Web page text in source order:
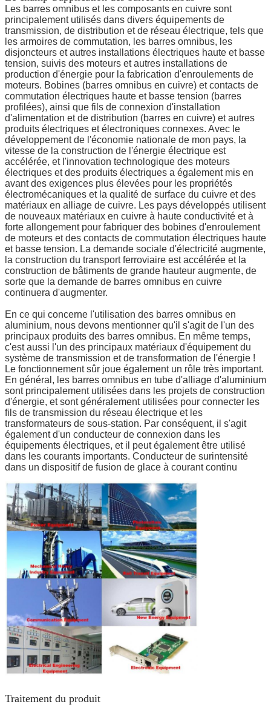
Laisser un message
Nous vous rappellerons
SOUMETTRE
Les barres omnibus et les composants en cuivre sont
principalement utilisés dans divers équipements de
transmission, de distribution et de réseau électrique, tels que
les armoires de commutation, les barres omnibus, les
disjoncteurs et autres installations électriques haute et basse
tension, suivis des moteurs et autres installations de
production d'énergie pour la fabrication d'enroulements de
moteurs. Bobines (barres omnibus en cuivre) et contacts de
commutation électriques haute et basse tension (barres
profilées), ainsi que fils de connexion d'installation
d'alimentation et de distribution (barres en cuivre) et autres
produits électriques et électroniques connexes. Avec le
développement de l'économie nationale de mon pays, la
vitesse de la construction de l'énergie électrique est
accélérée, et l'innovation technologique des moteurs
électriques et des produits électriques a également mis en
avant des exigences plus élevées pour les propriétés
électromécaniques et la qualité de surface du cuivre et des
matériaux en alliage de cuivre. Les pays développés utilisent
de nouveaux matériaux en cuivre à haute conductivité et à
forte allongement pour fabriquer des bobines d'enroulement
de moteurs et des contacts de commutation électriques haute
et basse tension. La demande sociale d'électricité augmente,
la construction du transport ferroviaire est accélérée et la
construction de bâtiments de grande hauteur augmente, de
sorte que la demande de barres omnibus en cuivre
continuera d'augmenter.
En ce qui concerne l'utilisation des barres omnibus en
aluminium, nous devons mentionner qu'il s'agit de l'un des
principaux produits des barres omnibus. En même temps,
c'est aussi l'un des principaux matériaux d'équipement du
système de transmission et de transformation de l'énergie !
Le fonctionnement sûr joue également un rôle très important.
En général, les barres omnibus en tube d'alliage d'aluminium
sont principalement utilisées dans les projets de construction
d'énergie, et sont généralement utilisées pour connecter les
fils de transmission du réseau électrique et les
transformateurs de sous-station. Par conséquent, il s'agit
également d'un conducteur de connexion dans les
équipements électriques, et il peut également être utilisé
dans les courants importants. Conducteur de surintensité
dans un dispositif de fusion de glace à courant continu
Traitement du produit